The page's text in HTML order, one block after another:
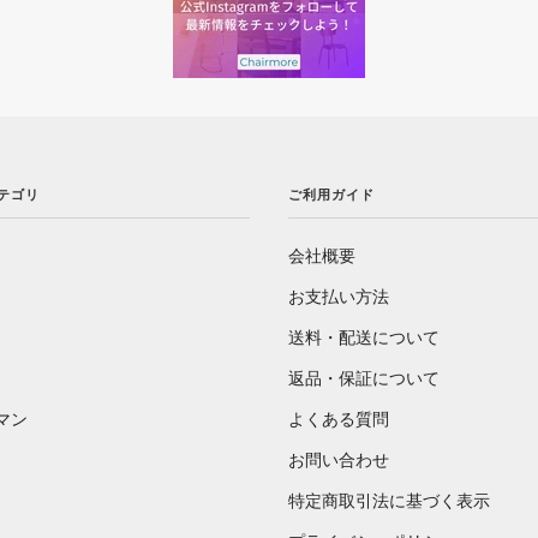
ゴリ
ン
ご利用ガイド
会社概要
お支払い方法
送料・配送について
返品・保証について
よくある質問
お問い合わせ
特定商取引法に基づく表示